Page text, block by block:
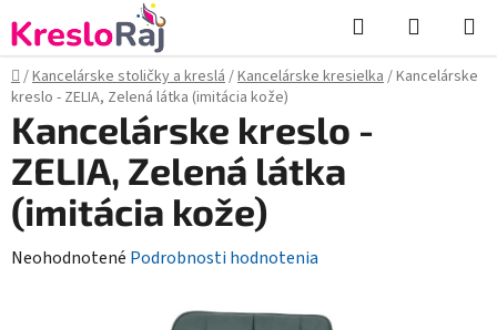
na
obsah
Hľadať
KOŠÍK
Domov
/Kancelárske stoličky a kreslá/Kancelárske kresielka/Kancelárske
kreslo - ZELIA, Zelená látka (imitácia kože)
Kancelárske kreslo -
ZELIA, Zelená látka
(imitácia kože)
Priemerné
Neohodnotené Podrobnosti hodnotenia